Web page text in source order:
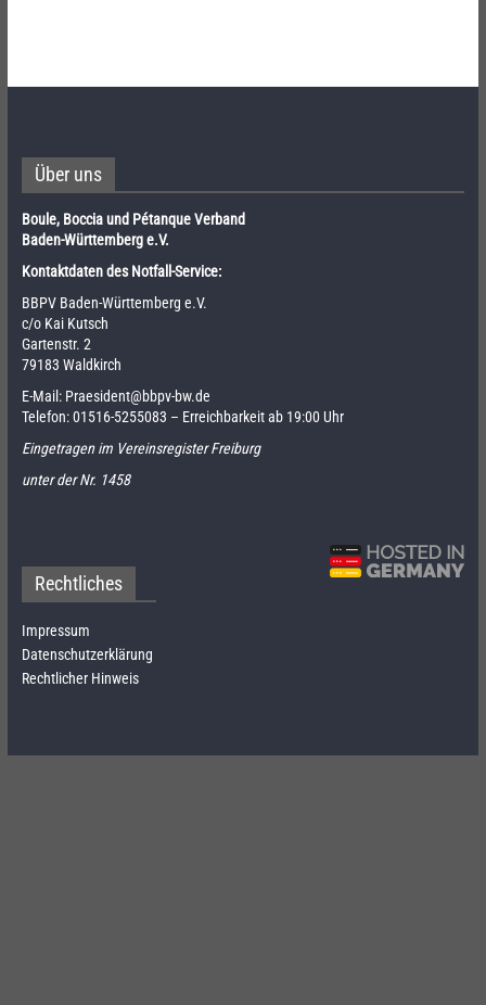
Über uns
Boule, Boccia und Pétanque Verband
Baden-Württemberg e.V.
Kontaktdaten des Notfall-Service:
BBPV Baden-Württemberg e.V.
c/o Kai Kutsch
Gartenstr. 2
79183 Waldkirch
E-Mail: Praesident@bbpv-bw.de
Telefon:01516-5255083 – Erreichbarkeit ab 19:00 Uhr
Eingetragen im Vereinsregister Freiburg
unter der Nr. 1458
Rechtliches
Impressum
Datenschutzerklärung
Rechtlicher Hinweis